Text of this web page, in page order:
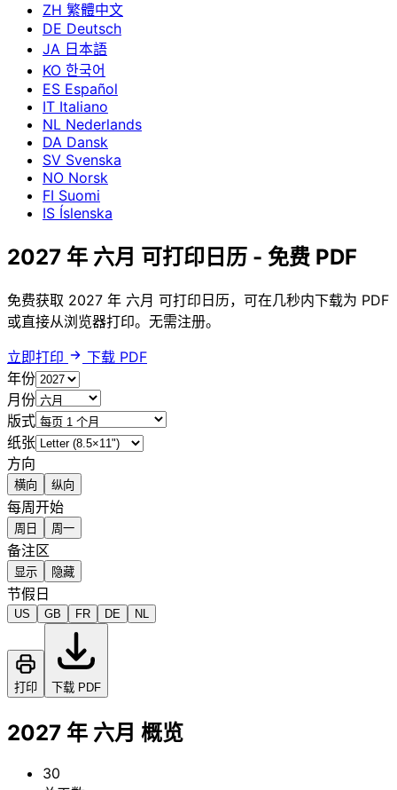
ZH 繁體中文
DE Deutsch
JA 日本語
KO 한국어
ES Español
IT Italiano
NL Nederlands
DA Dansk
SV Svenska
NO Norsk
FI Suomi
IS Íslenska
2027 年 六月 可打印日历 - 免费 PDF
免费获取 2027 年 六月 可打印日历，可在几秒内下载为 PDF
或直接从浏览器打印。无需注册。
立即打印
下载 PDF
年份
月份
版式
纸张
方向
横向 纵向
每周开始
周日 周一
备注区
显示 隐藏
节假日
US GB FR DE NL
打印 下载 PDF
2027 年 六月 概览
30